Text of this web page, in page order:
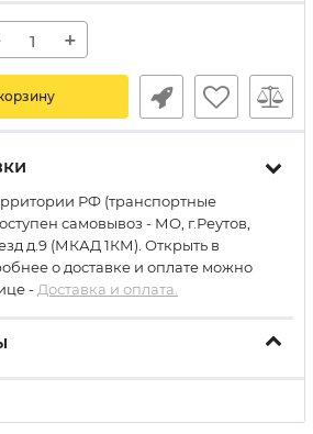
+
РФ (транспортные
самовывоз - МО, г.Реутов,
д.9 (МКАД 1КМ). Открыть в
о доставке и оплате можно
- Доставка и оплата.